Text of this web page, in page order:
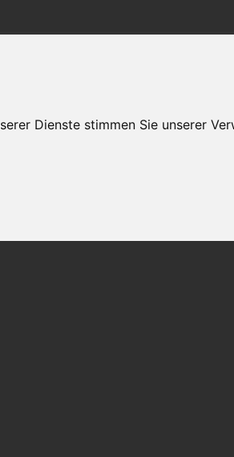
Dienste stimmen Sie unserer